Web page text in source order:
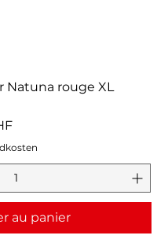
Natuna rouge XL
au panier